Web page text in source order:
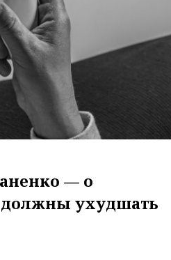
— о
должны ухудшать